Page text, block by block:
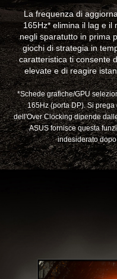
La frequenza di
165Hz* elimina il lag e il
negli sparatutto in prima
giochi di strategia in
caratteristica ti consente
elevate e di reagire
*Schede grafiche/GPU
165Hz (porta DP). Si
dell'Over Clocking dipende
ASUS fornisce questa
indesiderato